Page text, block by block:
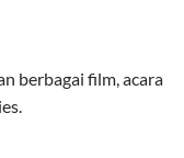
jaringan dan
berbagai film, acara